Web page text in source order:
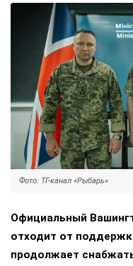
Фото: ТГ-канал «Рыбарь»
Официальный
отходит от
продолжает